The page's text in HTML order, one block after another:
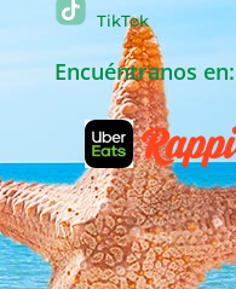
TikTok
Encuéntranos en: